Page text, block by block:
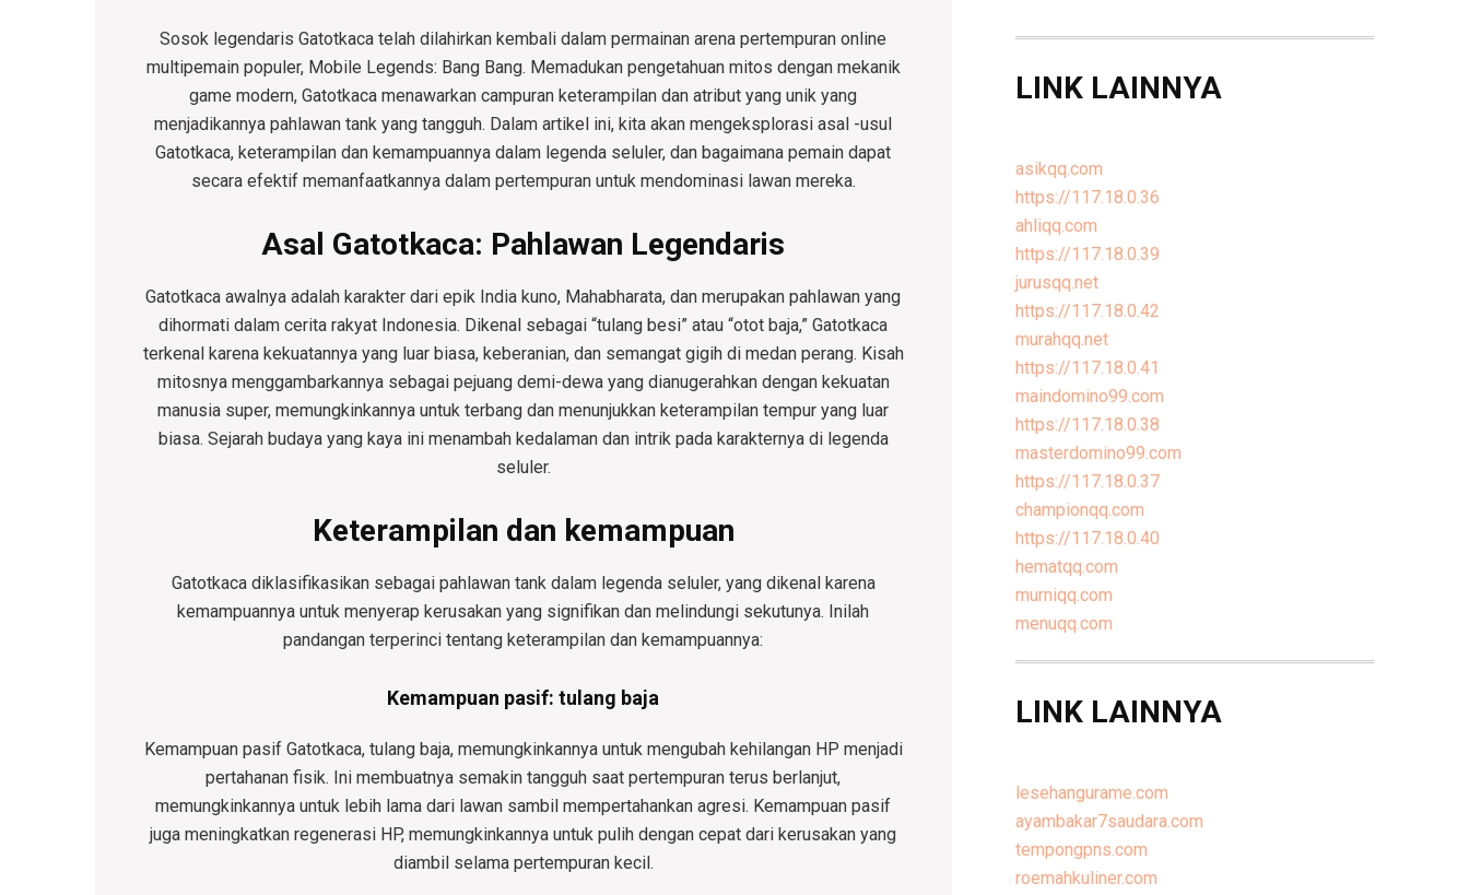
Sosok legendaris Gatotkaca telah dilahirkan kembali dalam permainan arena pertempuran online
multipemain populer, Mobile Legends: Bang Bang. Memadukan pengetahuan mitos dengan mekanik
game modern, Gatotkaca menawarkan campuran keterampilan dan atribut yang unik yang
menjadikannya pahlawan tank yang tangguh. Dalam artikel ini, kita akan mengeksplorasi asal -usul
Gatotkaca, keterampilan dan kemampuannya dalam legenda seluler, dan bagaimana pemain dapat
secara efektif memanfaatkannya dalam pertempuran untuk mendominasi lawan mereka.
Asal Gatotkaca: Pahlawan Legendaris
Gatotkaca awalnya adalah karakter dari epik India kuno, Mahabharata, dan merupakan pahlawan yang
dihormati dalam cerita rakyat Indonesia. Dikenal sebagai “tulang besi” atau “otot baja,” Gatotkaca
terkenal karena kekuatannya yang luar biasa, keberanian, dan semangat gigih di medan perang. Kisah
mitosnya menggambarkannya sebagai pejuang demi-dewa yang dianugerahkan dengan kekuatan
manusia super, memungkinkannya untuk terbang dan menunjukkan keterampilan tempur yang luar
biasa. Sejarah budaya yang kaya ini menambah kedalaman dan intrik pada karakternya di legenda
seluler.
Keterampilan dan kemampuan
Gatotkaca diklasifikasikan sebagai pahlawan tank dalam legenda seluler, yang dikenal karena
kemampuannya untuk menyerap kerusakan yang signifikan dan melindungi sekutunya. Inilah
pandangan terperinci tentang keterampilan dan kemampuannya:
Kemampuan pasif: tulang baja
Kemampuan pasif Gatotkaca, tulang baja, memungkinkannya untuk mengubah kehilangan HP menjadi
pertahanan fisik. Ini membuatnya semakin tangguh saat pertempuran terus berlanjut,
memungkinkannya untuk lebih lama dari lawan sambil mempertahankan agresi. Kemampuan pasif
juga meningkatkan regenerasi HP, memungkinkannya untuk pulih dengan cepat dari kerusakan yang
diambil selama pertempuran kecil.
LINK LAINNYA
asikqq.com
https://117.18.0.36
ahliqq.com
https://117.18.0.39
jurusqq.net
https://117.18.0.42
murahqq.net
https://117.18.0.41
maindomino99.com
https://117.18.0.38
masterdomino99.com
https://117.18.0.37
championqq.com
https://117.18.0.40
hematqq.com
murniqq.com
menuqq.com
LINK LAINNYA
lesehangurame.com
ayambakar7saudara.com
tempongpns.com
roemahkuliner.com